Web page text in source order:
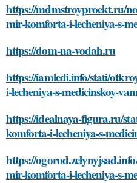
https://mdmstroyproekt.ru/
mir-komforta-i-lecheniya-s-
https://dom-na-vodah.ru
https://iamledi.info/stati/
i-lecheniya-s-medicinskoy-
https://idealnaya-figura.ru/
komforta-i-lecheniya-s-
https://
mir-komforta-i-lecheniya-s-